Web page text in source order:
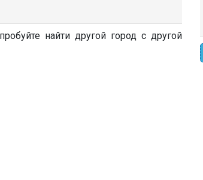
найти другой город с другой